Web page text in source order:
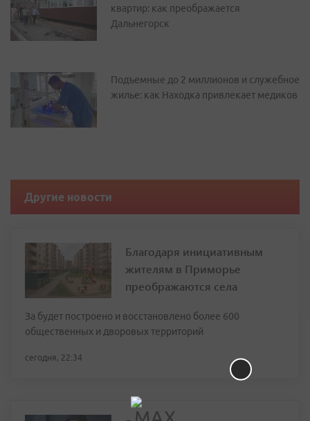
квартир: как преображается
Дальнегорск
Подъемные до 2 миллионов и служебное
жилье: как Находка привлекает медиков
Другие новости
Благодаря инициативным
жителям в Приморье
преображаются села
За будет построено и восстановлено более 600
общественных и дворовых территорий
сегодня, 22:34